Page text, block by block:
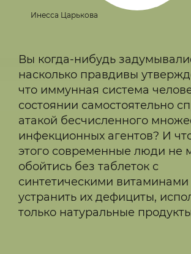
Инесса Царькова
Вы когда-нибудь
насколько правдивы
что иммунная система
состоянии самостоятельно
атакой бесчисленного
инфекционных агентов? И
этого современные люди не
обойтись без таблеток с
синтетическими витаминами
устранить их дефициты,
только натуральные